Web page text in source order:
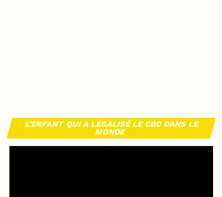
L’ENFANT QUI A LÉGALISÉ LE CBD DANS LE
MONDE